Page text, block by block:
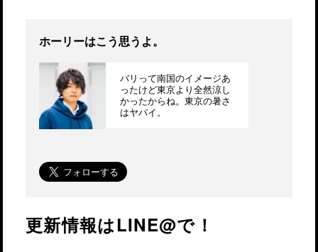
ホーリーはこう思うよ。
バリって南国のイメージあ
ったけど東京より全然涼し
かったからね。東京の暑さ
はヤバイ。
更新情報はLINE@で！